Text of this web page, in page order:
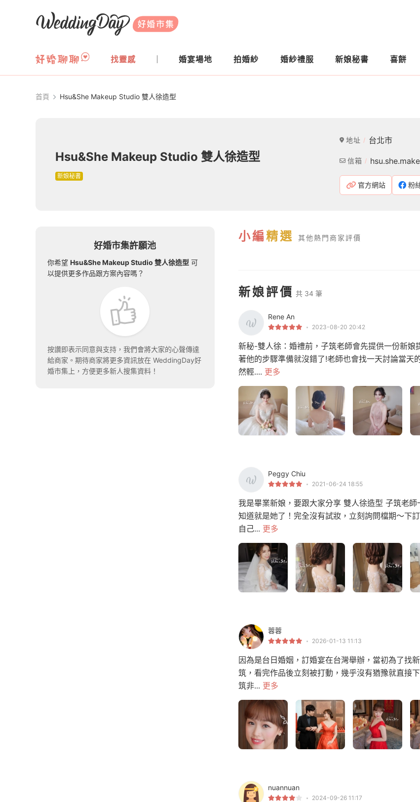
WeddingDay 好婚市集
找靈感 婚宴場地 拍婚紗 婚紗禮服 新娘秘書 喜餅
首頁 Hsu&She Makeup Studio 雙人徐造型
Hsu&She Makeup Studio 雙人徐造型
新娘秘書
地址 台北市
信箱
官方網站 粉
好婚市集許願池
你希望 Hsu&She Makeup Studio 雙人徐造型 可
以提供更多作品跟方案內容嗎？
按讚即表示同意與支持，我們會將大家的心聲傳達
給商家。期待商家將更多資訊放在 WeddingDay好
婚市集上，方便更多新人搜集資料！
小編精選 其他熱門商家評價
新娘評價 共 34 筆
Rene An
2023-08-20 20:42
新秘-雙人徐：婚禮前，子筑老師會先提供一份新
著他的步驟準備就沒錯了!老師也會找一天討論當天
然輕.... 更多
Peggy Chiu
2021-06-24 18:55
我是畢業新娘，要跟大家分享 雙人徐造型 子筑老
知道就是她了！完全沒有試妝，立刻詢問檔期～下
自己... 更多
蓉蓉
2026-01-13 11:13
因為是台日婚姻，訂婚宴在台灣舉辦，當初為了找
筑，看完作品後立刻被打動，幾乎沒有猶豫就直接
筑非... 更多
nuannuan
2024-09-26 11:17